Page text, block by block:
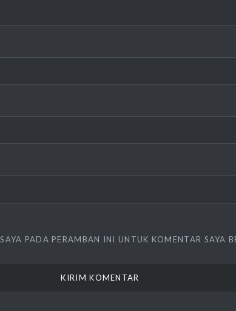
PADA PERAMBAN INI UNTUK KOMENTAR SAYA